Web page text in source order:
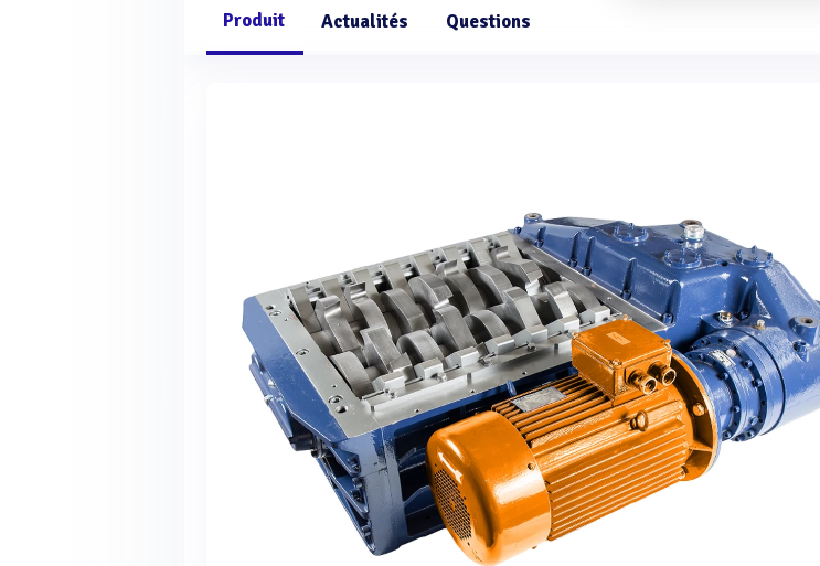
Produit Actualités Questions